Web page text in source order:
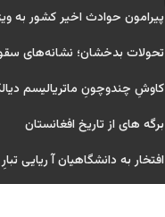
پیرامون حوادث اخیر کشور به
تحولات بدخشان؛ نشانه‌های
کاوشِ چندو‌چونِ ماتریالیسم
برگه های از تاریخ افغانستان
افتخار به دانشگاهیان آ ریایی تبارِ